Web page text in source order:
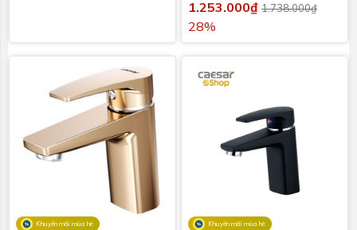
1.253.000₫ 1.738.000₫
28%
Khuyến mãi mùa hè Khuyến mãi mùa hè